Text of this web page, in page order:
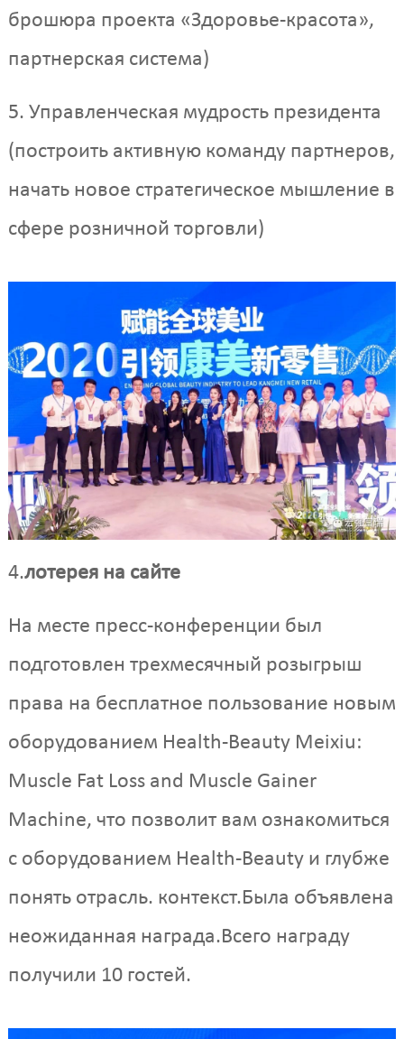
брошюра проекта «Здоровье-красота»,
партнерская система)
5. Управленческая мудрость президента
(построить активную команду партнеров,
начать новое стратегическое мышление в
сфере розничной торговли)
4.лотерея на сайте
На месте пресс-конференции был
подготовлен трехмесячный розыгрыш
права на бесплатное пользование новым
оборудованием Health-Beauty Meixiu:
Muscle Fat Loss and Muscle Gainer
Machine, что позволит вам ознакомиться
с оборудованием Health-Beauty и глубже
понять отрасль. контекст.Была объявлена
​​неожиданная награда.Всего награду
получили 10 гостей.